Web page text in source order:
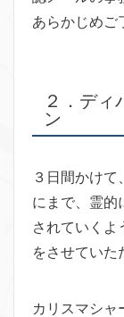
あらかじめご
２．ディ
ン
３日間かけ
にまで、霊的
されていくよ
をさせていた
カリスマシャ